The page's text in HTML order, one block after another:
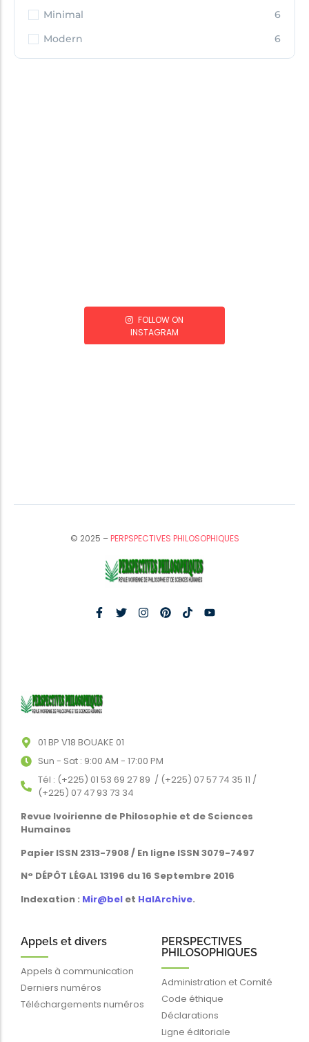
Minimal
6
Modern
6
FOLLOW ON
INSTAGRAM
© 2025 –PERPSPECTIVES PHILOSOPHIQUES
01 BP V18 BOUAKE 01
Sun - Sat : 9:00 AM - 17:00 PM
Tél : (+225) 01 53 69 27 89 / (+225) 07 57 74 35 11 /
(+225) 07 47 93 73 34
Revue Ivoirienne de Philosophie et de Sciences
Humaines
Papier ISSN 2313-7908 / En ligne ISSN 3079-7497
N° DÉPÔT LÉGAL 13196 du 16 Septembre 2016
Indexation : Mir@bel et HalArchive.
Appels et divers
Appels à communication
Derniers numéros
Téléchargements numéros
PERSPECTIVES
PHILOSOPHIQUES
Administration et Comité
Code éthique
Déclarations
Ligne éditoriale